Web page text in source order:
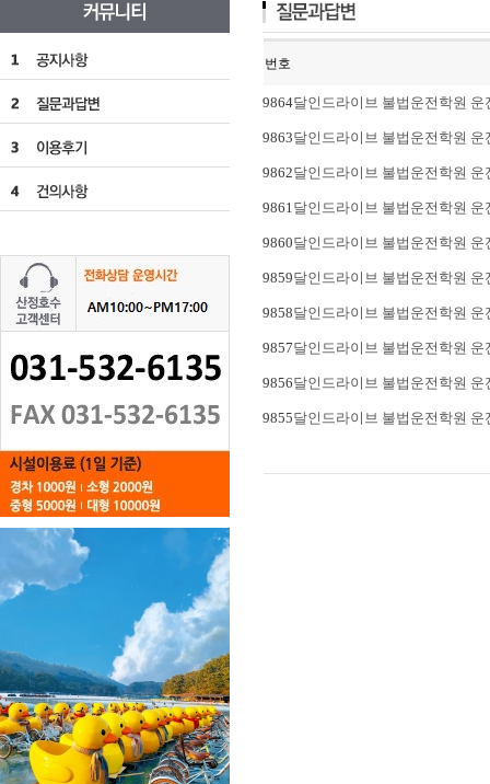
번호
9864달인드라이브 불법운전학원
9863달인드라이브 불법운전학원
9862달인드라이브 불법운전학원
9861달인드라이브 불법운전학원
9860달인드라이브 불법운전학원
9859달인드라이브 불법운전학원
9858달인드라이브 불법운전학원
9857달인드라이브 불법운전학원
9856달인드라이브 불법운전학원
9855달인드라이브 불법운전학원